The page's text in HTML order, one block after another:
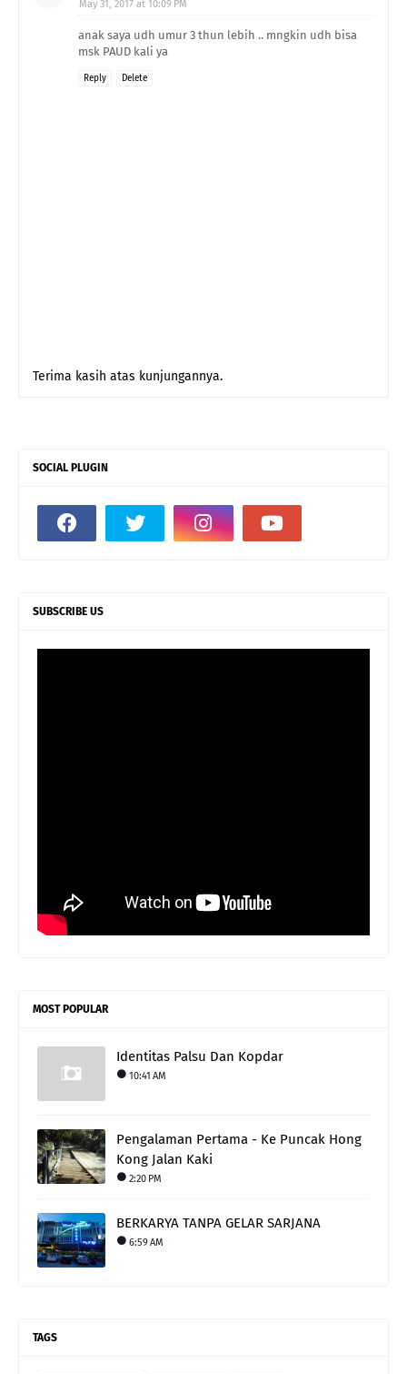
May 31, 2017 at 10:09 PM
anak saya udh umur 3 thun lebih .. mngkin udh bisa
msk PAUD kali ya
Reply Delete
Terima kasih atas kunjungannya.
SOCIAL PLUGIN
SUBSCRIBE US
MOST POPULAR
Identitas Palsu Dan Kopdar
10:41 AM
Pengalaman Pertama - Ke Puncak Hong
Kong Jalan Kaki
2:20 PM
BERKARYA TANPA GELAR SARJANA
6:59 AM
TAGS